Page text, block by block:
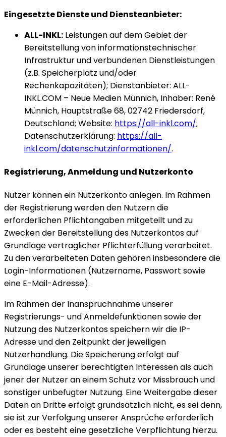
Eingesetzte Dienste und Diensteanbieter:
ALL-INKL: Leistungen auf dem Gebiet der
Bereitstellung von informationstechnischer
Infrastruktur und verbundenen Dienstleistungen
(z.B. Speicherplatz und/oder
Rechenkapazitäten); Dienstanbieter: ALL-
INKL.COM – Neue Medien Münnich, Inhaber: René
Münnich, Hauptstraße 68, 02742 Friedersdorf,
Deutschland; Website: https://all-inkl.com/;
Datenschutzerklärung: https://all-
inkl.com/datenschutzinformationen/.
Registrierung, Anmeldung und Nutzerkonto
Nutzer können ein Nutzerkonto anlegen. Im Rahmen
der Registrierung werden den Nutzern die
erforderlichen Pflichtangaben mitgeteilt und zu
Zwecken der Bereitstellung des Nutzerkontos auf
Grundlage vertraglicher Pflichterfüllung verarbeitet.
Zu den verarbeiteten Daten gehören insbesondere die
Login-Informationen (Nutzername, Passwort sowie
eine E-Mail-Adresse).
Im Rahmen der Inanspruchnahme unserer
Registrierungs- und Anmeldefunktionen sowie der
Nutzung des Nutzerkontos speichern wir die IP-
Adresse und den Zeitpunkt der jeweiligen
Nutzerhandlung. Die Speicherung erfolgt auf
Grundlage unserer berechtigten Interessen als auch
jener der Nutzer an einem Schutz vor Missbrauch und
sonstiger unbefugter Nutzung. Eine Weitergabe dieser
Daten an Dritte erfolgt grundsätzlich nicht, es sei denn,
sie ist zur Verfolgung unserer Ansprüche erforderlich
oder es besteht eine gesetzliche Verpflichtung hierzu.